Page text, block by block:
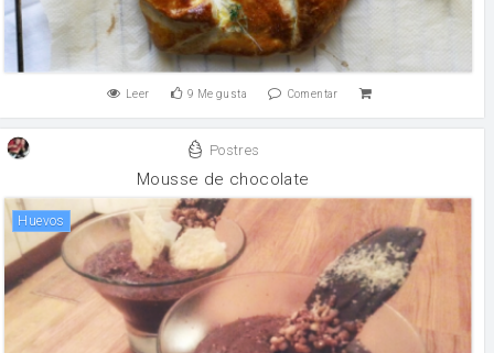
Leer 9 Me gusta Comentar
Postres
Mousse de chocolate
huevos